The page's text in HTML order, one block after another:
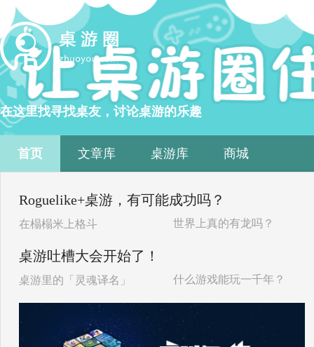
在这里找寻找桌友，讨论桌游的乐趣
首页 文章库 桌游库 商城
Roguelike+桌游，有可能成功吗？
在榻榻米上格斗 世界上真的有龙吗？
桌游吐槽大会开始了！
桌游里的「灵魂译名」 什么游戏能玩一千年？